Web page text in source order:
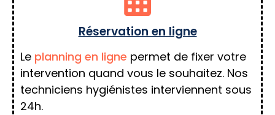
Réservation en ligne
Le planning en ligne permet de fixer votre
intervention quand vous le souhaitez. Nos
techniciens hygiénistes interviennent sous
24h.